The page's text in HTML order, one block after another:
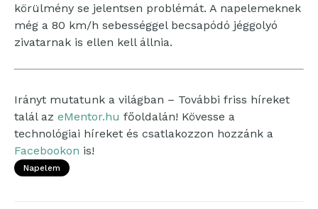
körülmény se jelentsen problémát. A napelemeknek
még a 80 km/h sebességgel becsapódó jéggolyó
zivatarnak is ellen kell állnia.
Irányt mutatunk a világban – További friss híreket
talál az eMentor.hu főoldalán! Kövesse a
technológiai híreket és csatlakozzon hozzánk a
Facebookon is!
Napelem